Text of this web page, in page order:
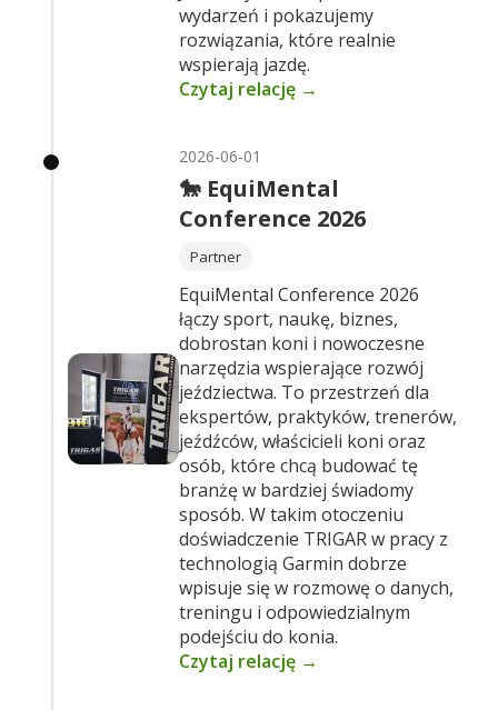
wydarzeń i pokazujemy
rozwiązania, które realnie
wspierają jazdę.
Czytaj relację →
2026-06-01
🐎 EquiMental
Conference 2026
Partner
EquiMental Conference 2026
łączy sport, naukę, biznes,
dobrostan koni i nowoczesne
narzędzia wspierające rozwój
jeździectwa. To przestrzeń dla
ekspertów, praktyków, trenerów,
jeźdźców, właścicieli koni oraz
osób, które chcą budować tę
branżę w bardziej świadomy
sposób. W takim otoczeniu
doświadczenie TRIGAR w pracy z
technologią Garmin dobrze
wpisuje się w rozmowę o danych,
treningu i odpowiedzialnym
podejściu do konia.
Czytaj relację →